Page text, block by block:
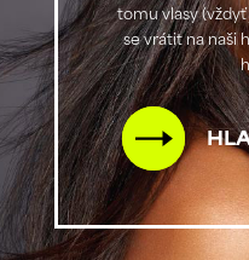
tomu vlasy
se vrátit na naši